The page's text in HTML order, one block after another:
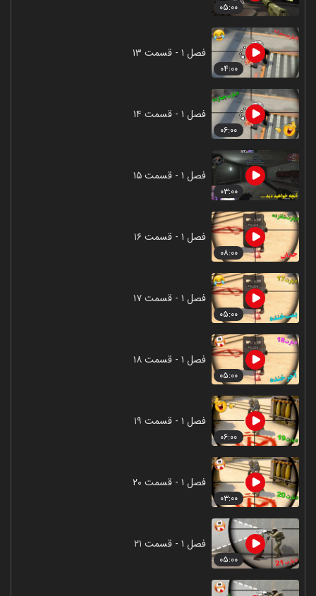
۰۵:۰۰
۰۴:۰۰
فصل ۱ - قسمت ۱۳
۰۶:۰۰
فصل ۱ - قسمت ۱۴
۰۳:۰۰
فصل ۱ - قسمت ۱۵
۰۸:۰۰
فصل ۱ - قسمت ۱۶
۰۵:۰۰
فصل ۱ - قسمت ۱۷
۰۵:۰۰
فصل ۱ - قسمت ۱۸
۰۶:۰۰
فصل ۱ - قسمت ۱۹
۰۳:۰۰
فصل ۱ - قسمت ۲۰
۰۵:۰۰
فصل ۱ - قسمت ۲۱